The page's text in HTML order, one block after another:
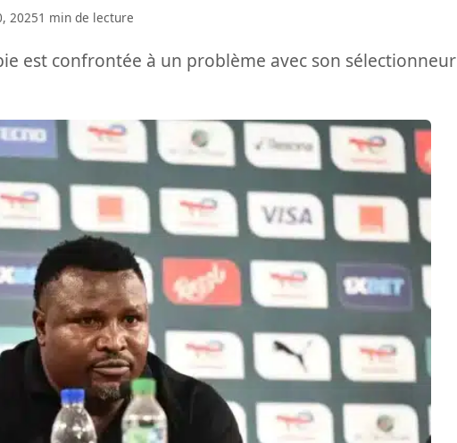
20251 min de lecture
est confrontée à un problème avec son sélectionneur